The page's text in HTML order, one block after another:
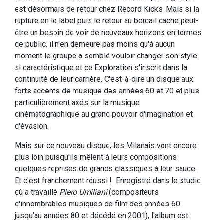
est désormais de retour chez Record Kicks. Mais si la
rupture en le label puis le retour au bercail cache peut-
être un besoin de voir de nouveaux horizons en termes
de public, il n'en demeure pas moins qu'à aucun
moment le groupe a semblé vouloir changer son style
si caractéristique et ce Exploration s'inscrit dans la
continuité de leur carrière. C'est-à-dire un disque aux
forts accents de musique des années 60 et 70 et plus
particulièrement axés sur la musique
cinématographique au grand pouvoir d'imagination et
d'évasion.
Mais sur ce nouveau disque, les Milanais vont encore
plus loin puisqu'ils mêlent à leurs compositions
quelques reprises de grands classiques à leur sauce.
Et c'est franchement réussi ! Enregistré dans le studio
où a travaillé Piero Umiliani(compositeurs
d'innombrables musiques de film des années 60
jusqu'au années 80 et décédé en 2001), l'album est